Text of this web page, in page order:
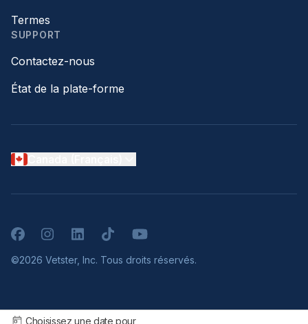
Choisissez une date pour
Termes
SUPPORT
Contactez-nous
État de la plate-forme
FacebookInstagramLinkedInTikTokYouTube
©2026 Vetster, Inc. Tous droits réservés.